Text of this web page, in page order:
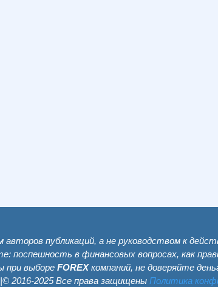
публикаций, а не руководством к
в финансовых вопросах, как
при выборе FOREXкомпаний, не доверяйте
|© 2016-2025 Все права защищены Политика